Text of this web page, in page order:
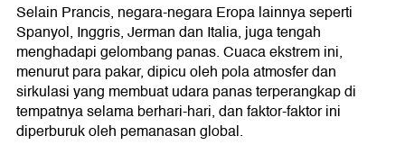
Selain Prancis, negara-negara Eropa lainnya seperti
Spanyol, Inggris, Jerman dan Italia, juga tengah
menghadapi gelombang panas. Cuaca ekstrem ini,
menurut para pakar, dipicu oleh pola atmosfer dan
sirkulasi yang membuat udara panas terperangkap di
tempatnya selama berhari-hari, dan faktor-faktor ini
diperburuk oleh pemanasan global.